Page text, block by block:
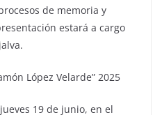
de memoria y
estará a cargo
López Velarde” 2025
19 de junio, en el